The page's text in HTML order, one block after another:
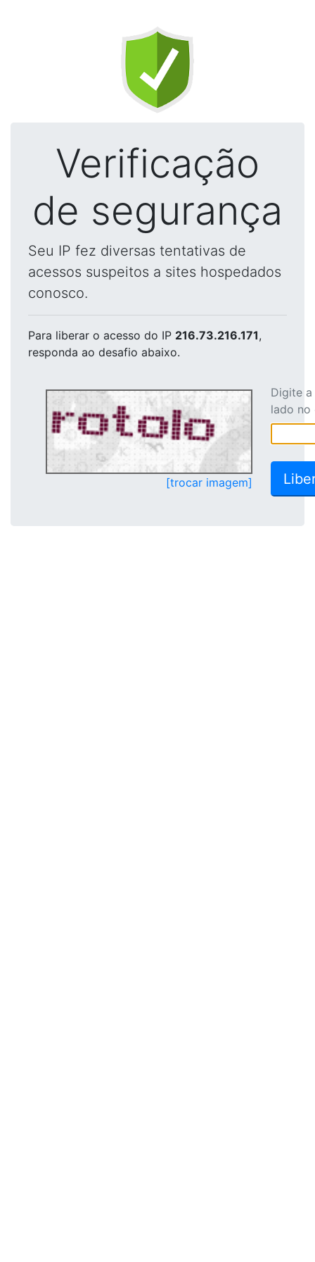
Verificação
de segurança
Seu IP fez diversas tentativas de
acessos suspeitos a sites hospedados
conosco.
Para liberar o acesso do IP 216.73.216.171,
responda ao desafio abaixo.
[trocar imagem]
Digite
lado no